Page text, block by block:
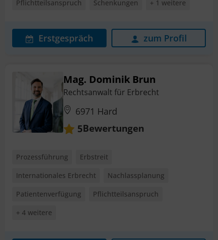
Pflichtteilsanspruch Schenkungen + 1 weitere
Erstgespräch zum Profil
Mag. Dominik Brun
Rechtsanwalt für Erbrecht
6971 Hard
5Bewertungen
Prozessführung
Erbstreit
Internationales Erbrecht
Nachlassplanung
Patientenverfügung
Pflichtteilsanspruch
+ 4 weitere